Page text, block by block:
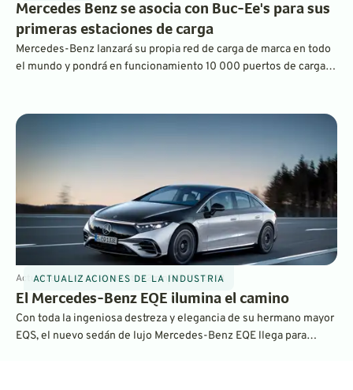
Mercedes Benz se asocia con Buc-Ee's para sus
primeras estaciones de carga
Mercedes-Benz lanzará su propia red de carga de marca en todo
el mundo y pondrá en funcionamiento 10 000 puertos de carga
primera abrirá antes de fin de año.
ACTUALIZACIONES DE LA INDUSTRIA
Actualizaciones de la industria min Feb 23, 2023
El Mercedes-Benz EQE ilumina el camino
Con toda la ingeniosa destreza y elegancia de su hermano mayor
EQS, el nuevo sedán de lujo Mercedes-Benz EQE llega para